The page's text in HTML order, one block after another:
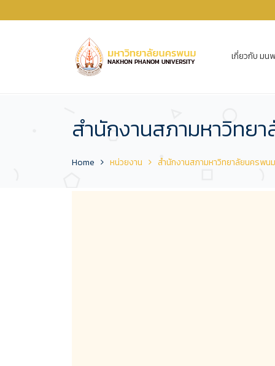
เกี่ยวกับ มน
สำนักงานสภามหาวิทย
Home หน่วยงาน สำนักงานสภามหาวิทยาลัยนครพนม